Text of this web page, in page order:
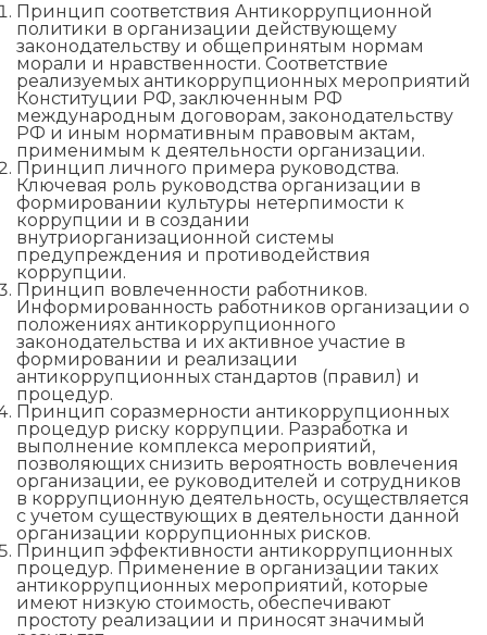
Принцип соответствия Антикоррупционной
политики в организации действующему
законодательству и общепринятым нормам
морали и нравственности. Соответствие
реализуемых антикоррупционных мероприятий
Конституции РФ, заключенным РФ
международным договорам, законодательству
РФ и иным нормативным правовым актам,
применимым к деятельности организации.
Принцип личного примера руководства.
Ключевая роль руководства организации в
формировании культуры нетерпимости к
коррупции и в создании
внутриорганизационной системы
предупреждения и противодействия
коррупции.
Принцип вовлеченности работников.
Информированность работников организации о
положениях антикоррупционного
законодательства и их активное участие в
формировании и реализации
антикоррупционных стандартов (правил) и
процедур.
Принцип соразмерности антикоррупционных
процедур риску коррупции. Разработка и
выполнение комплекса мероприятий,
позволяющих снизить вероятность вовлечения
организации, ее руководителей и сотрудников
в коррупционную деятельность, осуществляется
с учетом существующих в деятельности данной
организации коррупционных рисков.
Принцип эффективности антикоррупционных
процедур. Применение в организации таких
антикоррупционных мероприятий, которые
имеют низкую стоимость, обеспечивают
простоту реализации и приносят значимый